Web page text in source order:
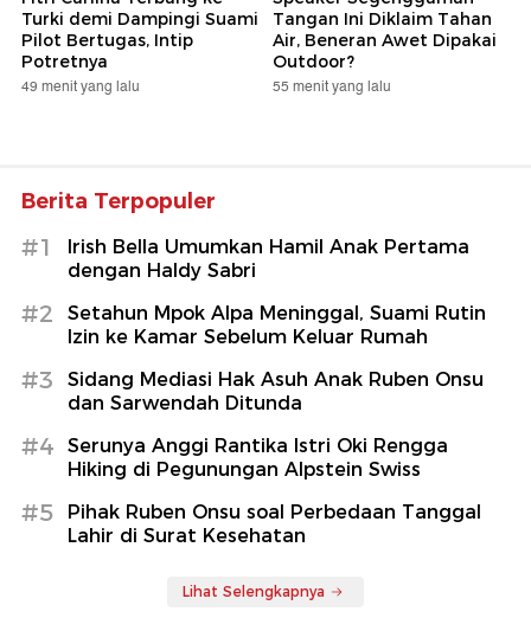
Turki demi Dampingi Suami
Pilot Bertugas, Intip
Potretnya
49 menit yang lalu
Tangan Ini Diklaim Tahan
Air, Beneran Awet Dipakai
Outdoor?
55 menit yang lalu
Berita Terpopuler
#1
Irish Bella Umumkan Hamil Anak Pertama
dengan Haldy Sabri
#2
Setahun Mpok Alpa Meninggal, Suami Rutin
Izin ke Kamar Sebelum Keluar Rumah
#3
Sidang Mediasi Hak Asuh Anak Ruben Onsu
dan Sarwendah Ditunda
#4
Serunya Anggi Rantika Istri Oki Rengga
Hiking di Pegunungan Alpstein Swiss
#5
Pihak Ruben Onsu soal Perbedaan Tanggal
Lahir di Surat Kesehatan
Lihat Selengkapnya